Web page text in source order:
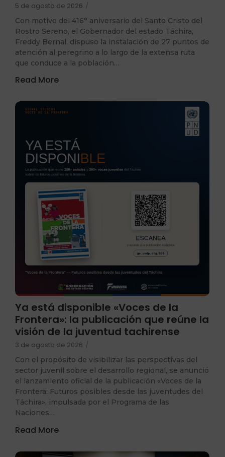
5 de agosto de 2026 /
Con motivo del 416° aniversario del Santo Cristo del
Rostro Sereno, el Gobernador del estado Táchira,
Freddy Bernal, dispuso la instalación de 27 puntos de
atención al peregrino a lo largo de la extensa ruta
que conduce a la población…
Read More
Ya está disponible «Voces de la
Frontera»: la publicación que reúne la
visión de la juventud tachirense
3 de agosto de 2026 /
Con el propósito de visibilizar las perspectivas del
sector juvenil sobre el desarrollo regional, se anunció
el lanzamiento oficial de la publicación «Voces de la
Frontera: Futuros posibles desde las juventudes del
Táchira», impulsada por el Programa de las
Naciones…
Read More